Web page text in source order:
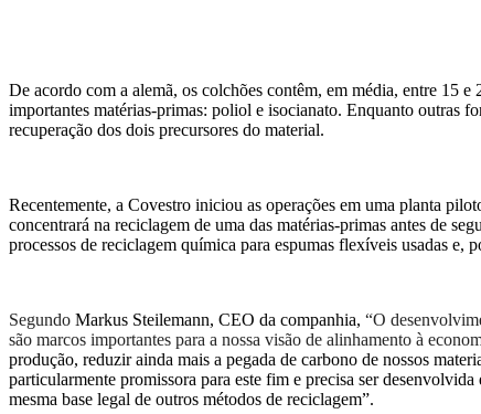
De acordo com a alemã, os colchões contêm, em média, entre 15
importantes matérias-primas: poliol e isocianato. Enquanto outras
recuperação dos dois precursores do material.
Recentemente, a Covestro iniciou as operações em uma planta
concentrará na reciclagem de uma das matérias-primas antes de
processos de reciclagem química para espumas flexíveis usadas e,
Segundo Markus Steilemann, CEO da companhia, “O
são marcos importantes para a nossa visão de alinhamento à
produção, reduzir ainda mais a pegada de carbono de nossos
particularmente promissora para este fim e precisa ser
mesma base legal de outros métodos de reciclagem”.